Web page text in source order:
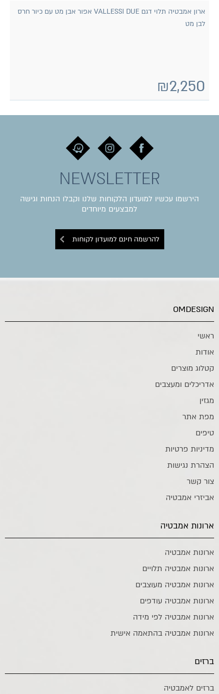
ארון אמבטיה תלוי דגם VALLESSI DUE אפור אבן מט עם כיור חרס
לבן מט
₪2,250
NEWSLETTER
הירשמו עכשיו למועדון הלקוחות שלנו וקבלו הנחות וגישה
למבצעים מיוחדים
להרשמה חינם למועדון לקוחות
OMDESIGN
ראשי
אודות
קטלוג מוצרים
אדריכלים ומעצבים
מגזין
מפת אתר
טיפים
מדיניות פרטיות
הצהרת נגישות
צור קשר
אביזרי אמבטיה
ארונות אמבטיה
ארונות אמבטיה
ארונות אמבטיה תלויים
ארונות אמבטיה מעוצבים
ארונות אמבטיה עודפים
ארונות אמבטיה לפי מידה
ארונות אמבטיה בהתאמה אישית
ברזים
ברזים לאמבטיה